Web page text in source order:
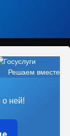
Решаем вместе
не
ней!